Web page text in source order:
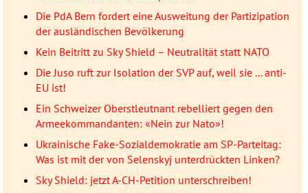
Die PdA Bern fordert eine Ausweitung der Partizipation
der ausländischen Bevölkerung
Kein Beitritt zu Sky Shield – Neutralität statt NATO
Die Juso ruft zur Isolation der SVP auf, weil sie ... anti-
EU ist!
Ein Schweizer Oberstleutnant rebelliert gegen den
Armeekommandanten: «Nein zur Nato»!
Ukrainische Fake-Sozialdemokratie am SP-Parteitag:
Was ist mit der von Selenskyj unterdrückten Linken?
Sky Shield: jetzt A-CH-Petition unterschreiben!